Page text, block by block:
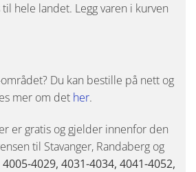
hele landet. Legg varen i kurven
Du kan bestille på nett og
mer om det her.
er gratis og gjelder innenfor den
til Stavanger, Randaberg og
4005-4029, 4031-4034, 4041-4052,